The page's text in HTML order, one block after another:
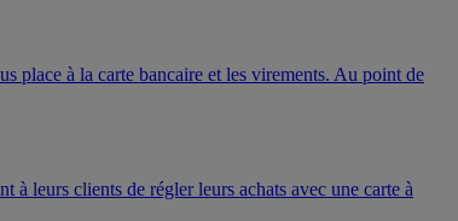
place à la carte bancaire et les virements. Au point de
à leurs clients de régler leurs achats avec une carte à